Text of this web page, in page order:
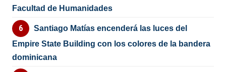
Facultad de Humanidades
Santiago Matías encenderá las luces del
Empire State Building con los colores de la bandera
dominicana